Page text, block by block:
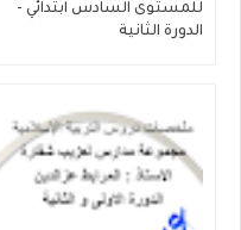
للمستوى السادس ابتدائي -
الدورة الثانية